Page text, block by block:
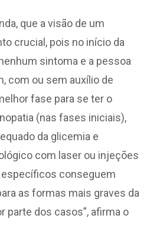
que a visão de um
crucial, pois no início da
sintoma e a pessoa
com ou sem auxílio de
fase para se ter o
(nas fases iniciais),
da glicemia e
com laser ou injeções
conseguem
as formas mais graves da
parte dos casos”, afirma o